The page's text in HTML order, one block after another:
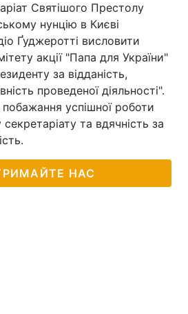
Святішого Престолу
нунцію в Києві
Ґуджеротті висловити
акції "Папа для України"
за відданість,
проведеної діяльності".
успішної роботи
та вдячність за
НАС